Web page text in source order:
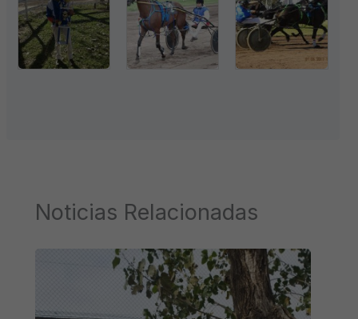
Noticias Relacionadas